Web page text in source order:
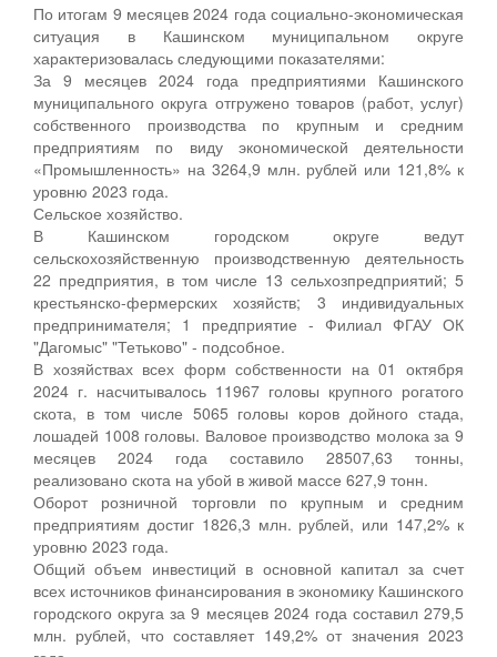
По итогам 9 месяцев 2024 года социально-экономическая
ситуация в Кашинском муниципальном округе
характеризовалась следующими показателями:
За 9 месяцев 2024 года предприятиями Кашинского
муниципального округа отгружено товаров (работ, услуг)
собственного производства по крупным и средним
предприятиям по виду экономической деятельности
«Промышленность» на 3264,9 млн. рублей или 121,8% к
уровню 2023 года.
Сельское хозяйство.
В Кашинском городском округе ведут
сельскохозяйственную производственную деятельность
22 предприятия, в том числе 13 сельхозпредприятий; 5
крестьянско-фермерских хозяйств; 3 индивидуальных
предпринимателя; 1 предприятие - Филиал ФГАУ ОК
"Дагомыс" "Тетьково" - подсобное.
В хозяйствах всех форм собственности на 01 октября
2024 г. насчитывалось 11967 головы крупного рогатого
скота, в том числе 5065 головы коров дойного стада,
лошадей 1008 головы. Валовое производство молока за 9
месяцев 2024 года составило 28507,63 тонны,
реализовано скота на убой в живой массе 627,9 тонн.
Оборот розничной торговли по крупным и средним
предприятиям достиг 1826,3 млн. рублей, или 147,2% к
уровню 2023 года.
Общий объем инвестиций в основной капитал за счет
всех источников финансирования в экономику Кашинского
городского округа за 9 месяцев 2024 года составил 279,5
млн. рублей, что составляет 149,2% от значения 2023